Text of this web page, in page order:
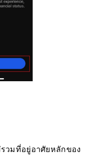
วมที่อยู่อาศัยหลักของ